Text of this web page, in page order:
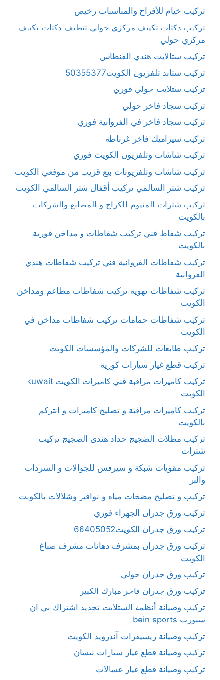
تركيب خيام للأفراح والمناسبات رخيص
تركيب دكتات تكييف مركزي حولي تنظيف دكتات تكييف
مركزي حولي
تركيب ستالايت هندي الفنطاس
تركيب ستاند تلفزيون الكويت50355377
تركيب ستلايت حولي فوري
تركيب سجاد فاخر حولي
تركيب سجاد فاخر في الفروانية فوري
تركيب سيراميك فاخر غرناطة
تركيب شاشات وتلفزيون الكويت فوري
تركيب شاشات وتلفزيونات بيع قريب من موقعي الكويت
تركيب شتر السالمي تركيب أقفال شتر السالمي الكويت
تركيب شترات المنيوم للكراج و المصانع والشركات
بالكويت
تركيب شفاط فني تركيب شفاطات و مداخن فورية
بالكويت
تركيب شفاطات الفروانية فني تركيب شفاطات هندي
الفروانية
تركيب شفاطات تهوية تركيب شفاطات مطاعم ومداخن
الكويت
تركيب شفاطات حمامات تركيب شفاطات مداخن في
الكويت
تركيب طابعات للشركات والمؤسسات الكويت
تركيب قطع غيار سيارات كورية
تركيب كاميرات مراقبة فني كاميرات الكويت kuwait
الكويت
تركيب كاميرات مراقبة و تصليح كاميرات و انتركم
بالكويت
تركيب مظلات الضجيج حداد هندي الضجيج تركيب
شترات
تركيب مقويات شبكة و سيرفس للجوالات و السرداب
والبر
تركيب و تصليح مضخات مياه و نوافير وشلالات بالكويت
تركيب ورق جدران الجهراء فوري
تركيب ورق جدران الكويت66405052
تركيب ورق جدران بمشرف دهانات مشرف صباغ
الكويت
تركيب ورق جدران حولي
تركيب ورق جدران فاخر مبارك الكبير
تركيب وصيانة أنظمة الستلايت تجديد اشتراك بي ان
سبورت bein sports
تركيب وصيانة ريسيفرات آندرويد الكويت
تركيب وصيانة قطع غيار سيارات نيسان
تركيب وصيانة قطع غيار غسالات